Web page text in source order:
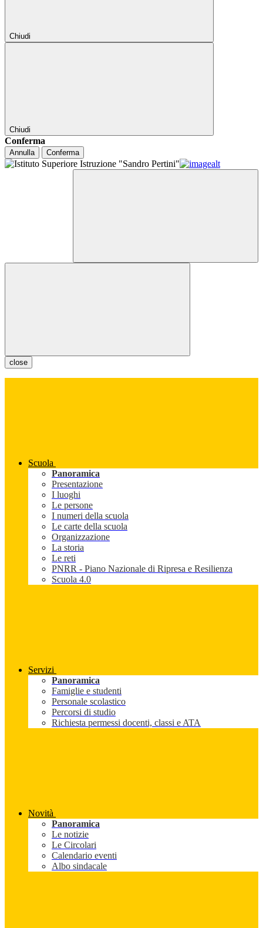
Chiudi
Chiudi
Conferma
Annulla Conferma
close
Scuola
Panoramica
Presentazione
I luoghi
Le persone
I numeri della scuola
Le carte della scuola
Organizzazione
La storia
Le reti
PNRR - Piano Nazionale di Ripresa e Resilienza
Scuola 4.0
Servizi
Panoramica
Famiglie e studenti
Personale scolastico
Percorsi di studio
Richiesta permessi docenti, classi e ATA
Novità
Panoramica
Le notizie
Le Circolari
Calendario eventi
Albo sindacale